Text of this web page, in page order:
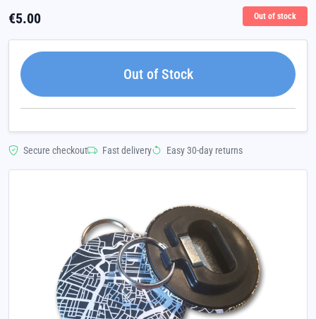
€5.00 Out of stock
Out of Stock
Secure checkout Fast delivery Easy 30-day returns